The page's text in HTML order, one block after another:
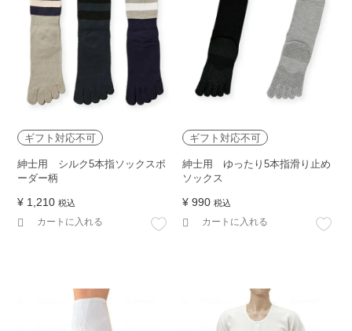
ギフト対応不可
紳士用 シルク5本指ソックスボ
ーダー柄
¥ 1,210 税込
カートに入れる
ギフト対応不可
紳士用 ゆったり5本指滑り止め
ソックス
¥ 990 税込
カートに入れる